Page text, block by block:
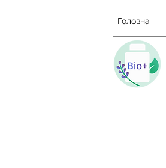
Головна